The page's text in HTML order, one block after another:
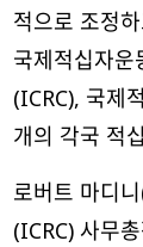
적으로 조정
국제적십자운
(ICRC), 국제
개의 각국 적
로버트 마디
(ICRC) 사무